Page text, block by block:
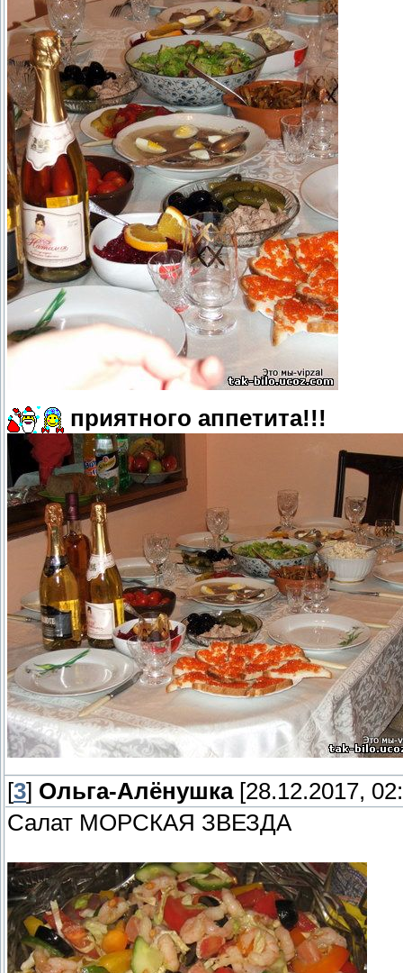
приятного аппетита!!!
[3] Ольга-Алёнушка[28.12.2017,
Салат МОРСКАЯ ЗВЕЗДА